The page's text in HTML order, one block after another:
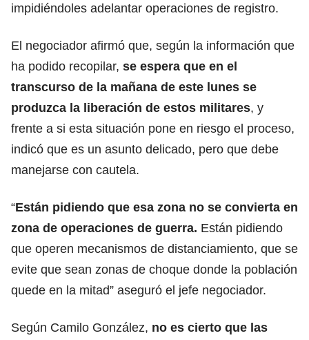
impidiéndoles adelantar operaciones de registro.
El negociador afirmó que, según la información que
ha podido recopilar, se espera que en el
transcurso de la mañana de este lunes se
produzca la liberación de estos militares, y
frente a si esta situación pone en riesgo el proceso,
indicó que es un asunto delicado, pero que debe
manejarse con cautela.
“Están pidiendo que esa zona no se convierta en
zona de operaciones de guerra. Están pidiendo
que operen mecanismos de distanciamiento, que se
evite que sean zonas de choque donde la población
quede en la mitad” aseguró el jefe negociador.
Según Camilo González, no es cierto que las